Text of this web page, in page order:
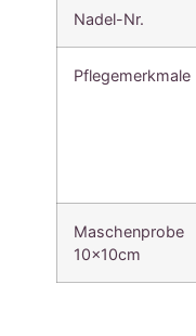
Nadel-Nr.
Pflegemerkmale
Maschenprobe
10x10cm